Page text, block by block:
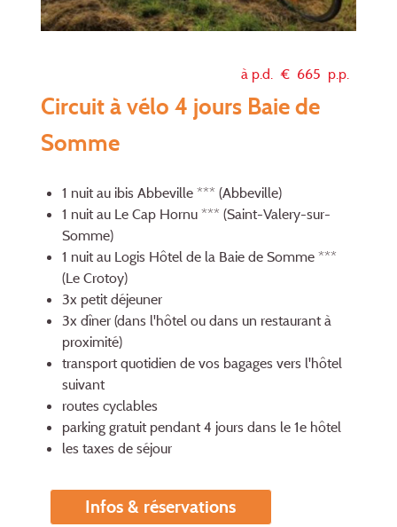
à p.d. € 665 p.p.
Circuit à vélo 4 jours Baie de
Somme
1 nuit au ibis Abbeville *** (Abbeville)
1 nuit au Le Cap Hornu *** (Saint-Valery-sur-
Somme)
1 nuit au Logis Hôtel de la Baie de Somme ***
(Le Crotoy)
3x petit déjeuner
3x dîner (dans l'hôtel ou dans un restaurant à
proximité)
transport quotidien de vos bagages vers l'hôtel
suivant
routes cyclables
parking gratuit pendant 4 jours dans le 1e hôtel
les taxes de séjour
Infos & réservations